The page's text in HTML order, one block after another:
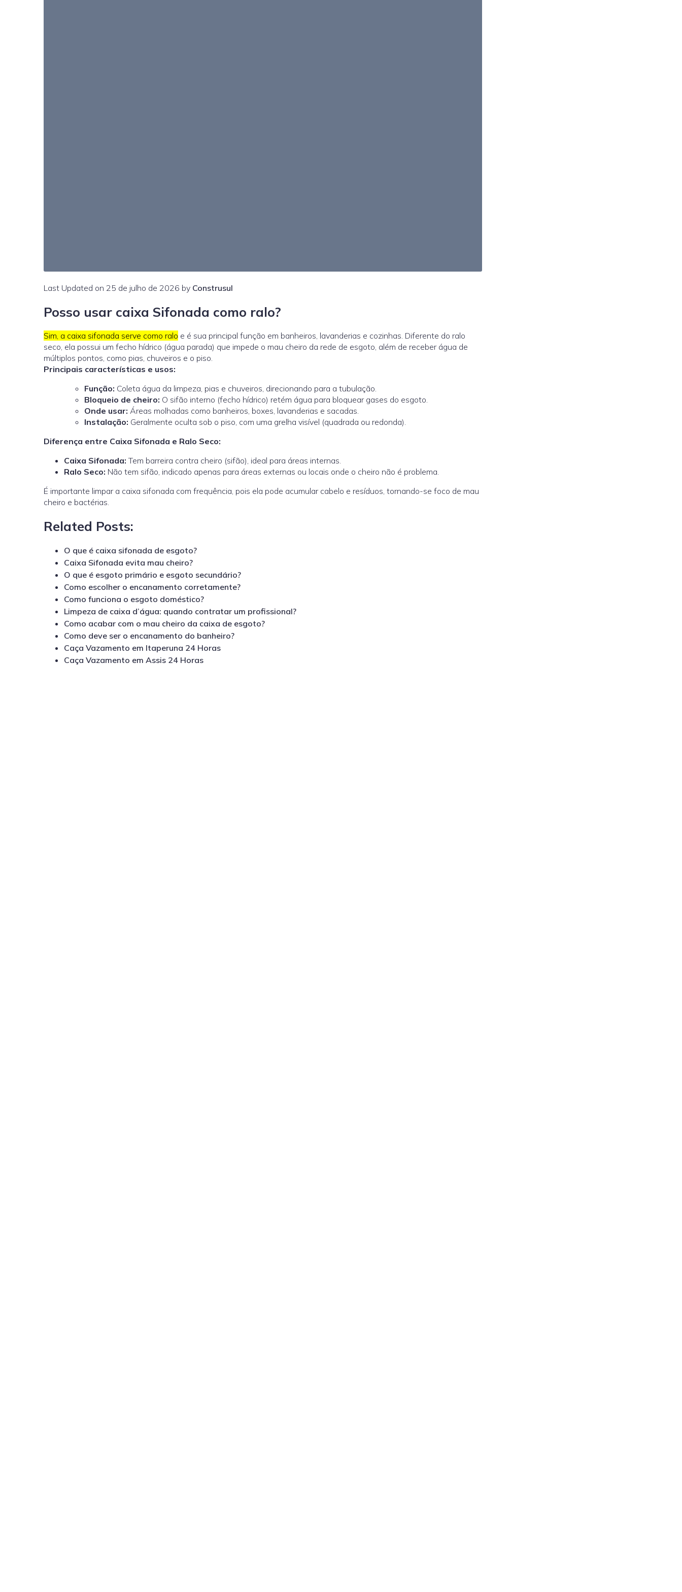
Last Updated on 25 de julho de 2026 by Construsul
Posso usar caixa Sifonada como ralo?
Sim, a caixa sifonada serve como ralo e é sua principal função em banheiros, lavanderias e cozinhas. Diferente do ralo
seco, ela possui um fecho hídrico (água parada) que impede o mau cheiro da rede de esgoto, além de receber água de
múltiplos pontos, como pias, chuveiros e o piso.
Principais características e usos:
Função: Coleta água da limpeza, pias e chuveiros, direcionando para a tubulação.
Bloqueio de cheiro: O sifão interno (fecho hídrico) retém água para bloquear gases do esgoto.
Onde usar: Áreas molhadas como banheiros, boxes, lavanderias e sacadas.
Instalação: Geralmente oculta sob o piso, com uma grelha visível (quadrada ou redonda).
Diferença entre Caixa Sifonada e Ralo Seco:
Caixa Sifonada: Tem barreira contra cheiro (sifão), ideal para áreas internas.
Ralo Seco: Não tem sifão, indicado apenas para áreas externas ou locais onde o cheiro não é problema.
É importante limpar a caixa sifonada com frequência, pois ela pode acumular cabelo e resíduos, tornando-se foco de mau
cheiro e bactérias.
Related Posts:
O que é caixa sifonada de esgoto?
Caixa Sifonada evita mau cheiro?
O que é esgoto primário e esgoto secundário?
Como escolher o encanamento corretamente?
Como funciona o esgoto doméstico?
Limpeza de caixa d’água: quando contratar um profissional?
Como acabar com o mau cheiro da caixa de esgoto?
Como deve ser o encanamento do banheiro?
Caça Vazamento em Itaperuna 24 Horas
Caça Vazamento em Assis 24 Horas